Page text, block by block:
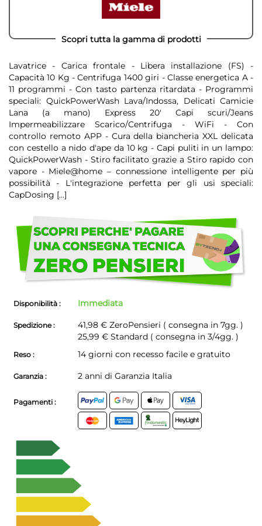
Scopri tutta la gamma di prodotti
Lavatrice - Carica frontale - Libera installazione (FS) -
Capacità 10 Kg - Centrifuga 1400 giri - Classe energetica A -
11 programmi - Con tasto partenza ritardata - Programmi
speciali: QuickPowerWash Lava/Indossa, Delicati Camicie
Lana (a mano) Express 20' Capi scuri/Jeans
Impermeabilizzare Scarico/Centrifuga - WiFi - Con
controllo remoto APP - Cura della biancheria XXL delicata
con cestello a nido d'ape da 10 kg - Capi puliti in un lampo:
QuickPowerWash - Stiro facilitato grazie a Stiro rapido con
vapore - Miele@home – connessione intelligente per più
possibilità - L'integrazione perfetta per gli usi speciali:
CapDosing [...]
Scegli
di
non
avere
problemi!
Disponibilità : Immediata
Spedizione : 41,98 € ZeroPensieri ( consegna in 7gg. )
25,99 € Standard ( consegna in 3/4gg. )
Reso : 14 giorni con recesso facile e gratuito
Garanzia : 2 anni di Garanzia Italia
Pagamenti :